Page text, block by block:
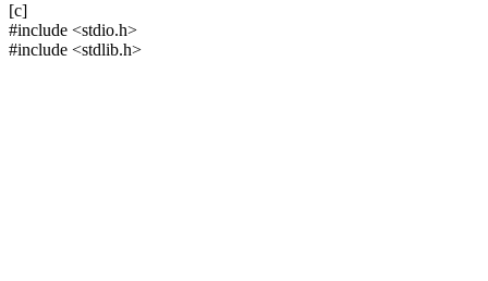
[c]
#include <stdio.h>
#include <stdlib.h>